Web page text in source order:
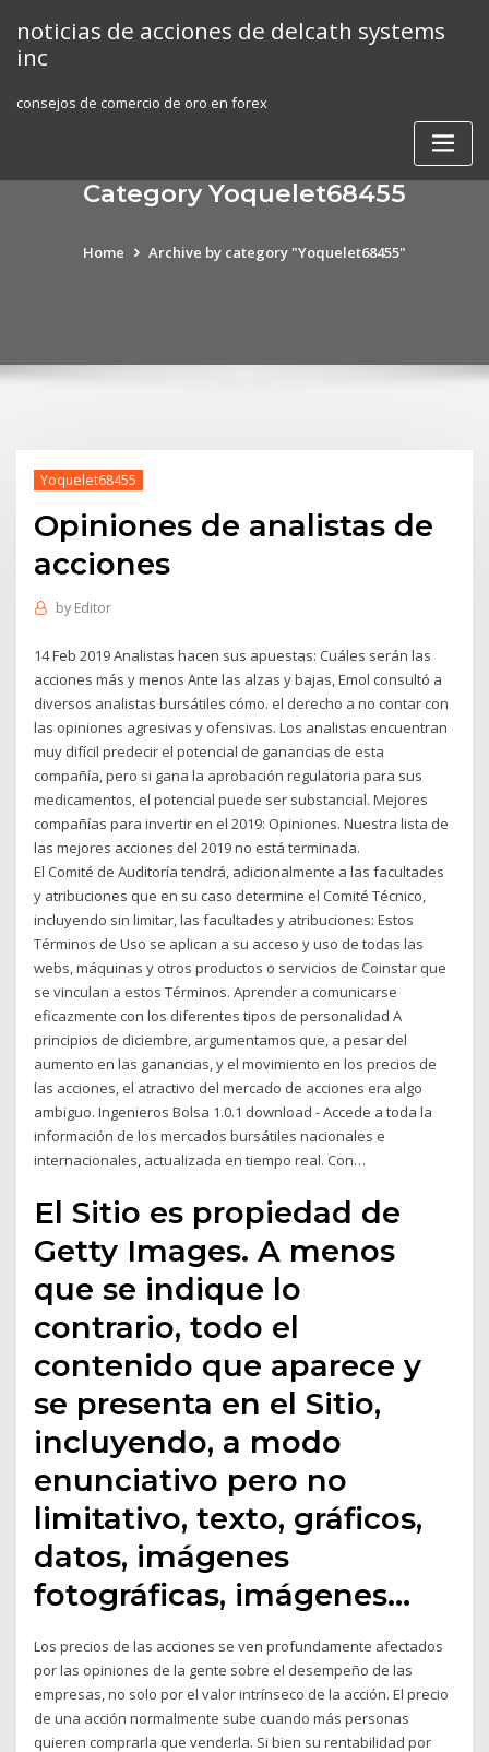
content
noticias de acciones de delcath systems
inc
consejos de comercio de oro en forex
Category Yoquelet68455
Home Archive by category "Yoquelet68455"
Yoquelet68455
Opiniones de analistas de
acciones
by Editor
14 Feb 2019 Analistas hacen sus apuestas: Cuáles serán las
acciones más y menos Ante las alzas y bajas, Emol consultó a
diversos analistas bursátiles cómo. el derecho a no contar con
las opiniones agresivas y ofensivas. Los analistas encuentran
muy difícil predecir el potencial de ganancias de esta
compañía, pero si gana la aprobación regulatoria para sus
medicamentos, el potencial puede ser substancial. Mejores
compañías para invertir en el 2019: Opiniones. Nuestra lista de
las mejores acciones del 2019 no está terminada.
El Comité de Auditoría tendrá, adicionalmente a las facultades
y atribuciones que en su caso determine el Comité Técnico,
incluyendo sin limitar, las facultades y atribuciones: Estos
Términos de Uso se aplican a su acceso y uso de todas las
webs, máquinas y otros productos o servicios de Coinstar que
se vinculan a estos Términos. Aprender a comunicarse
eficazmente con los diferentes tipos de personalidad A
principios de diciembre, argumentamos que, a pesar del
aumento en las ganancias, y el movimiento en los precios de
las acciones, el atractivo del mercado de acciones era algo
ambiguo. Ingenieros Bolsa 1.0.1 download - Accede a toda la
información de los mercados bursátiles nacionales e
internacionales, actualizada en tiempo real. Con…
El Sitio es propiedad de
Getty Images. A menos
que se indique lo
contrario, todo el
contenido que aparece y
se presenta en el Sitio,
incluyendo, a modo
enunciativo pero no
limitativo, texto, gráficos,
datos, imágenes
fotográficas, imágenes…
Los precios de las acciones se ven profundamente afectados
por las opiniones de la gente sobre el desempeño de las
empresas, no solo por el valor intrínseco de la acción. El precio
de una acción normalmente sube cuando más personas
quieren comprarla que venderla. Si bien su rentabilidad por